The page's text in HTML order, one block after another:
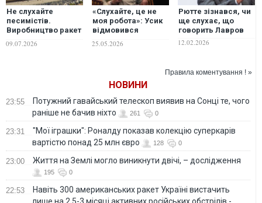
Не слухайте
песимістів.
Виробництво ракет
Україні можливо, -
09.07.2026
«Слухайте, це не
моя робота»: Усик
відмовився
спірну зупинку бою
25.05.2026
Рютте зізнався, чи
ще слухає, що
говорить Лавров
12.02.2026
Правила коментування ! »
НОВИНИ
23:55
Потужний гавайський телескоп виявив на Сонці те, чого
раніше не бачив ніхто
261 0
23:31
"Мої іграшки": Роналду показав колекцію суперкарів
вартістю понад 25 млн євро
128 0
23:00 Життя на Землі могло виникнути двічі, – дослідження
195 0
22:53
Навіть 300 американських ракет Україні вистачить